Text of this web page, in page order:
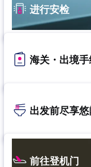
进行安检
海关・出境手
出发前尽享
前往登机门